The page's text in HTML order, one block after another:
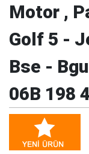
Motor ,
Golf 5 -
Bse -
06B 198